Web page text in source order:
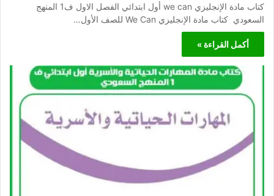
كتاب مادة الإنجليزي we can أول ابتدائي الفصل الاول ف1 المنهج
السعودي كتاب مادة الإنجليزي We Can للصف الأول…
أكمل القراءة »